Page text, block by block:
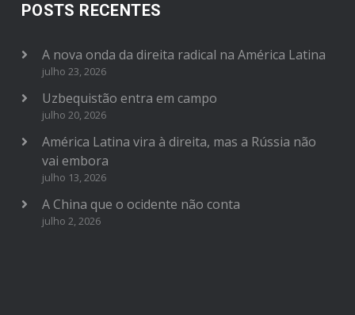
POSTS RECENTES
A nova onda da direita radical na América Latina
julho 23, 2026
Uzbequistão entra em campo
julho 20, 2026
América Latina vira à direita, mas a Rússia não
vai embora
julho 13, 2026
A China que o ocidente não conta
julho 2, 2026